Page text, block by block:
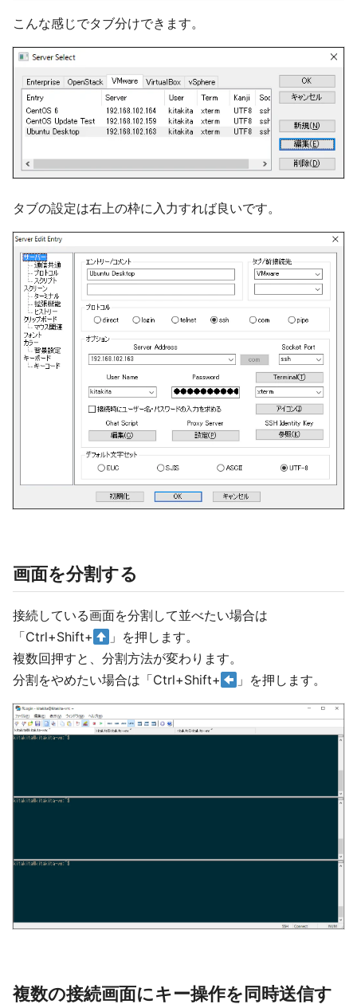
こんな感じでタブ分けできます。
タブの設定は右上の枠に入力すれば良いです。
画面を分割する
接続している画面を分割して並べたい場合は
「Ctrl+Shift+
」を押します。
複数回押すと、分割方法が変わります。
分割をやめたい場合は「Ctrl+Shift+
」を押します。
複数の接続画面にキー操作を同時送信す